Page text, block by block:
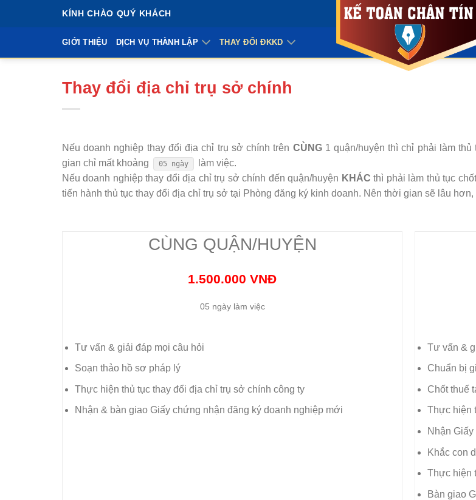
KÍNH CHÀO QUÝ KHÁCH
GIỚI THIỆU DỊCH VỤ THÀNH LẬP THAY ĐỔI ĐKKD
Thay đổi địa chỉ trụ sở chính
Nếu doanh nghiệp thay đổi địa chỉ trụ sở chính trên CÙNG1 quận/huyện thì chỉ phải làm thủ
gian chỉ mất khoảng
05 ngày
làm việc.
Nếu doanh nghiệp thay đổi địa chỉ trụ sở chính đến quận/huyện KHÁC thì phải làm thủ tục
tiến hành thủ tục thay đổi địa chỉ trụ sở tại Phòng đăng ký kinh doanh. Nên thời gian sẽ lâu hơn,
CÙNG QUẬN/HUYỆN
1.500.000 VNĐ
05 ngày làm việc
Tư vấn & giải đáp mọi câu hỏi
Soạn thảo hồ sơ pháp lý
Thực hiện thủ tục thay đổi địa chỉ trụ sở chính công ty
Nhận & bàn giao Giấy chứng nhận đăng ký doanh nghiệp mới
Tư vấn &
Chuẩn bị
Chốt thuế
Thực hiện
Nhận
Khắc con
Thực hiện
Bàn giao